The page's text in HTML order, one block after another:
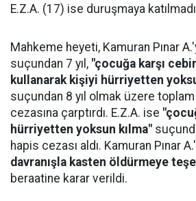
E.Z.A. (17) ise duruşmaya
Mahkeme heyeti, Kamuran Pınar
suçundan 7 yıl, "çocuğa karşı
kullanarak kişiyi hürriyetten
suçundan 8 yıl olmak üzere toplam
cezasına çarptırdı. E.Z.A. ise
hürriyetten yoksun kılma"
hapis cezası aldı. Kamuran Pınar
davranışla kasten öldürmeye
beraatine karar verildi.